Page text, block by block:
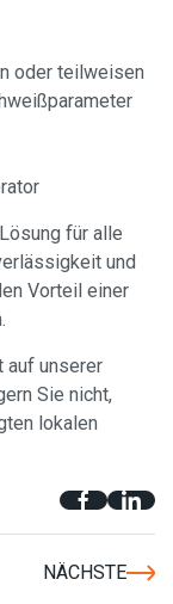
oder teilweisen
für alle
und
Vorteil einer
auf unserer
Sie nicht,
lokalen
NÄCHSTE